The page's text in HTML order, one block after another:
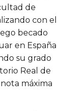
de
con el
becado
en España
su grado
Real de
máxima